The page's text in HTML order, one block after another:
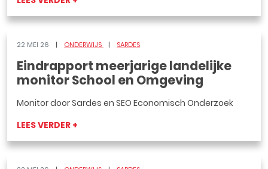
22 MEI 26 ONDERWIJS SARDES
Eindrapport meerjarige landelijke
monitor School en Omgeving
Monitor door Sardes en SEO Economisch Onderzoek
LEES VERDER +